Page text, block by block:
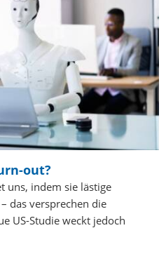
out?
uns, indem sie lästige
das versprechen die
US-Studie weckt jedoch